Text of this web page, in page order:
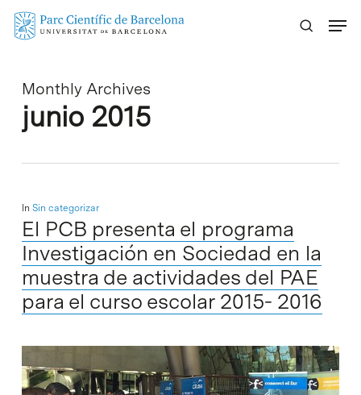
Skip
Monthly Archives
junio 2015
In Sin categorizar
El PCB presenta el programa
Investigación en Sociedad en la
muestra de actividades del PAE
para el curso escolar 2015- 2016